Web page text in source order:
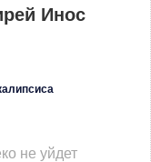
Инос
не уйдет